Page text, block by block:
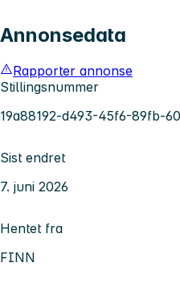
Annonsedata
Rapporter annonse
Stillingsnummer
19a88192-d493-45f6-89fb-
Sist endret
7. juni 2026
Hentet fra
FINN